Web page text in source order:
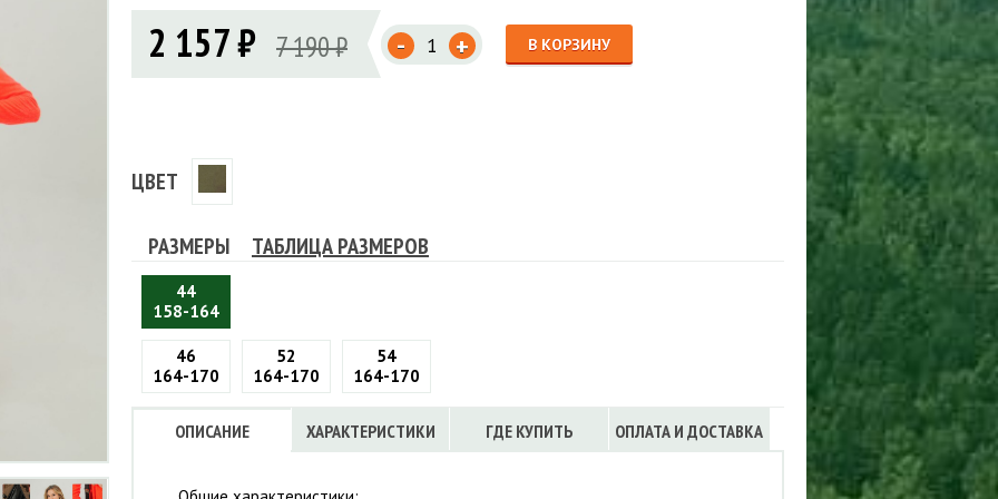
МЕМБРАННАЯ ОДЕЖДА
мембранные
мембранные
ПЛАЩИ
Флисовые брюки
Флисовые кофты
ЖИЛЕТЫ
ТРУСЫ
ЮБКИ, ПЛАТЬЯ
МЕБЕЛЬ
ИНСТРУМЕНТЫ
КОБУРЫ, ЧЕХЛЫ, РЕМНИ
КобурыОбложки, сумки
2 157 ₽ 7 190 ₽ - + В КОРЗИНУ
ЦВЕТ
РАЗМЕРЫ ТАБЛИЦА РАЗМЕРОВ
44
158-164
46
164-170
52
164-170
54
164-170
ОПИСАНИЕ ХАРАКТЕРИСТИКИ ГДЕ КУПИТЬ ОПЛАТА И ДОСТАВКА